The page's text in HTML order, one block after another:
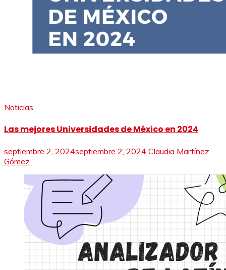
Noticias
Las mejores Universidades de México en 2024
septiembre 2, 2024septiembre 2, 2024 Claudia Martínez
Gómez